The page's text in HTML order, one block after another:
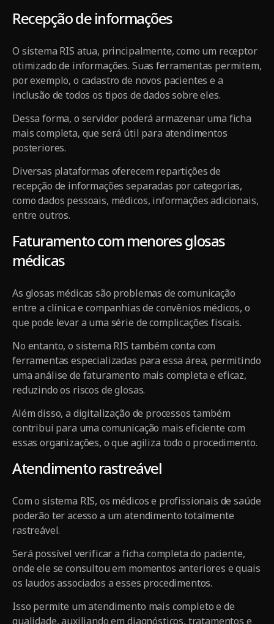
Recepção de informações
O sistema RIS atua, principalmente, como um receptor
otimizado de informações. Suas ferramentas permitem,
por exemplo, o cadastro de novos pacientes e a
inclusão de todos os tipos de dados sobre eles.
Dessa forma, o servidor poderá armazenar uma ficha
mais completa, que será útil para atendimentos
posteriores.
Diversas plataformas oferecem repartições de
recepção de informações separadas por categorias,
como dados pessoais, médicos, informações adicionais,
entre outros.
Faturamento com menores glosas
médicas
As glosas médicas são problemas de comunicação
entre a clínica e companhias de convênios médicos, o
que pode levar a uma série de complicações fiscais.
No entanto, o sistema RIS também conta com
ferramentas especializadas para essa área, permitindo
uma análise de faturamento mais completa e eficaz,
reduzindo os riscos de glosas.
Além disso, a digitalização de processos também
contribui para uma comunicação mais eficiente com
essas organizações, o que agiliza todo o procedimento.
Atendimento rastreável
Com o sistema RIS, os médicos e profissionais de saúde
poderão ter acesso a um atendimento totalmente
rastreável.
Será possível verificar a ficha completa do paciente,
onde ele se consultou em momentos anteriores e quais
os laudos associados a esses procedimentos.
Isso permite um atendimento mais completo e de
qualidade, auxiliando em diagnósticos, tratamentos e